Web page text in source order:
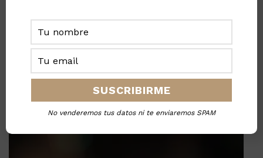
No venderemos tus datos ni te enviaremos SPAM